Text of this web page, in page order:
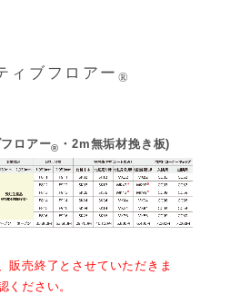
ィブフロアー ®
ロアー® ・2m無垢材挽き板)
販売終了とさせていただきま
ください。